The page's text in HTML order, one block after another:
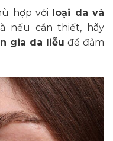
hợp với
loại da và
nếu cần thiết, hãy
gia da liễu để đảm